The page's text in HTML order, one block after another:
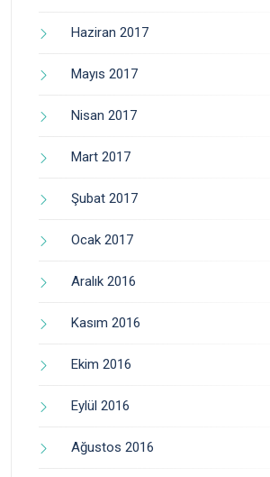
Haziran 2017
Mayıs 2017
Nisan 2017
Mart 2017
Şubat 2017
Ocak 2017
Aralık 2016
Kasım 2016
Ekim 2016
Eylül 2016
Ağustos 2016